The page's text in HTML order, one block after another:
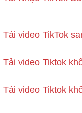
Tải video TikTok
Tải video Tiktok
Tải video Tiktok